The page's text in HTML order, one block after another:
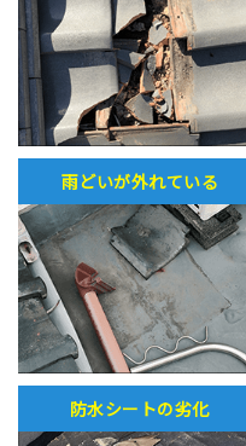
雨どいが外れている
防水シートの劣化